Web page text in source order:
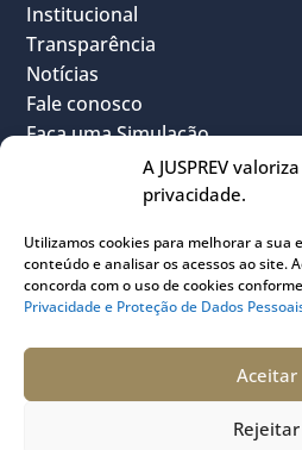
A JUSPREV
privacidade.
Utilizamos cookies para melhorar a sua
conteúdo e analisar os acessos ao site.
concorda com o uso de cookies
Privacidade e Proteção de Dados
Aceitar
Rejeitar
Institucional
Transparência
Notícias
Fale conosco
Faça uma Simulação
Sou Participante
Sou Instituidora
Conheça o PLANJUS
Quem pode participar